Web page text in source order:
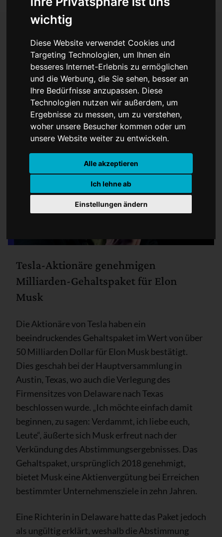
wichtig
Diese Website verwendet Cookies und
Targeting Technologien, um Ihnen ein
besseres Internet-Erlebnis zu ermöglichen
und die Werbung, die Sie sehen, besser an
Ihre Bedürfnisse anzupassen. Diese
Technologien nutzen wir außerdem, um
Ergebnisse zu messen, um zu verstehen,
woher unsere Besucher kommen oder um
unsere Website weiter zu entwickeln.
Alle akzeptieren
Ich lehne ab
Einstellungen ändern
Unglaublich: 50
Milliarden Dollar für Elon
Musk
Tesla-Aktionäre genehmigen
Milliarden-Gehaltspaket für Elon
Musk
Die Aktionäre von Tesla haben ein
beeindruckendes Gehaltspaket im Wert von über
50 Milliarden Dollar für Elon Musk bestätigt.
Dies geschah bei der Hauptversammlung in
Austin, Texas, wo auch die Verlegung des
Firmensitzes von Delaware nach Texas
beschlossen wurde. „Ich möchte einfach damit
beginnen, zu sagen: Verdammt, ich liebe euch,
Leute“, äußerte sich Musk erfreut nach der
Verkündung des Abstimmungsergebnisses. Das
Gehaltspaket, ursprünglich 2018 genehmigt,
bietet Musk eine Aktienvergütung bei Erreichen
bestimmter Unternehmensziele in zehn Jahren.
Eine Richterin in Delaware hatte das Paket jedoch
als ungültig erklärt, weshalb die Abstimmung